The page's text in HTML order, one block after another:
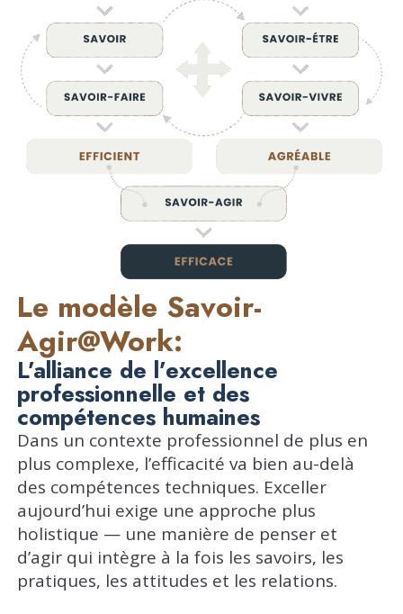
Le modèle Savoir-
Agir@Work:
L’alliance de l’excellence
professionnelle et des
compétences humaines
Dans un contexte professionnel de plus en
plus complexe, l’efficacité va bien au-delà
des compétences techniques. Exceller
aujourd’hui exige une approche plus
holistique — une manière de penser et
d’agir qui intègre à la fois les savoirs, les
pratiques, les attitudes et les relations.